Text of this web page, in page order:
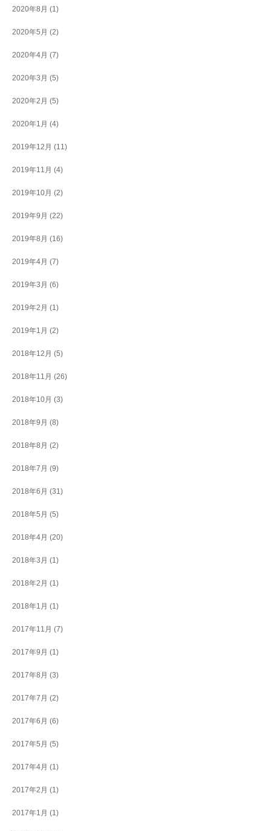
2020年8月 (1)
2020年5月 (2)
2020年4月 (7)
2020年3月 (5)
2020年2月 (5)
2020年1月 (4)
2019年12月 (11)
2019年11月 (4)
2019年10月 (2)
2019年9月 (22)
2019年8月 (16)
2019年4月 (7)
2019年3月 (6)
2019年2月 (1)
2019年1月 (2)
2018年12月 (5)
2018年11月 (26)
2018年10月 (3)
2018年9月 (8)
2018年8月 (2)
2018年7月 (9)
2018年6月 (31)
2018年5月 (5)
2018年4月 (20)
2018年3月 (1)
2018年2月 (1)
2018年1月 (1)
2017年11月 (7)
2017年9月 (1)
2017年8月 (3)
2017年7月 (2)
2017年6月 (6)
2017年5月 (5)
2017年4月 (1)
2017年2月 (1)
2017年1月 (1)